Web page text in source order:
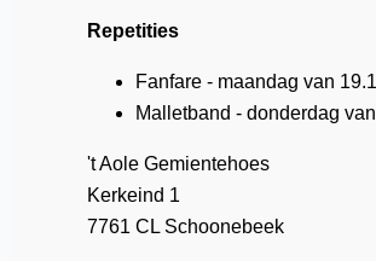
Repetities
Fanfare - maandag van
Malletband - donderdag
't Aole Gemientehoes
Kerkeind 1
7761 CL Schoonebeek